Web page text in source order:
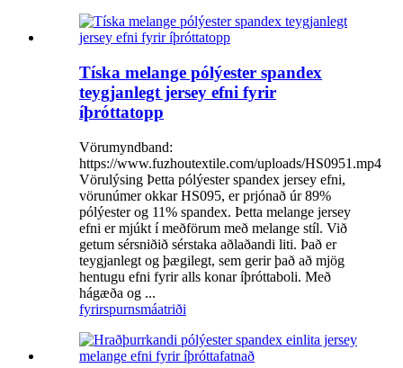
Tíska melange pólýester spandex
teygjanlegt jersey efni fyrir
íþróttatopp
Vörumyndband:
https://www.fuzhoutextile.com/uploads/HS0951.mp4
Vörulýsing Þetta pólýester spandex jersey efni,
vörunúmer okkar HS095, er prjónað úr 89%
pólýester og 11% spandex. Þetta melange jersey
efni er mjúkt í meðförum með melange stíl. Við
getum sérsniðið sérstaka aðlaðandi liti. Það er
teygjanlegt og þægilegt, sem gerir það að mjög
hentugu efni fyrir alls konar íþróttaboli. Með
hágæða og ...
fyrirspurnsmáatriði